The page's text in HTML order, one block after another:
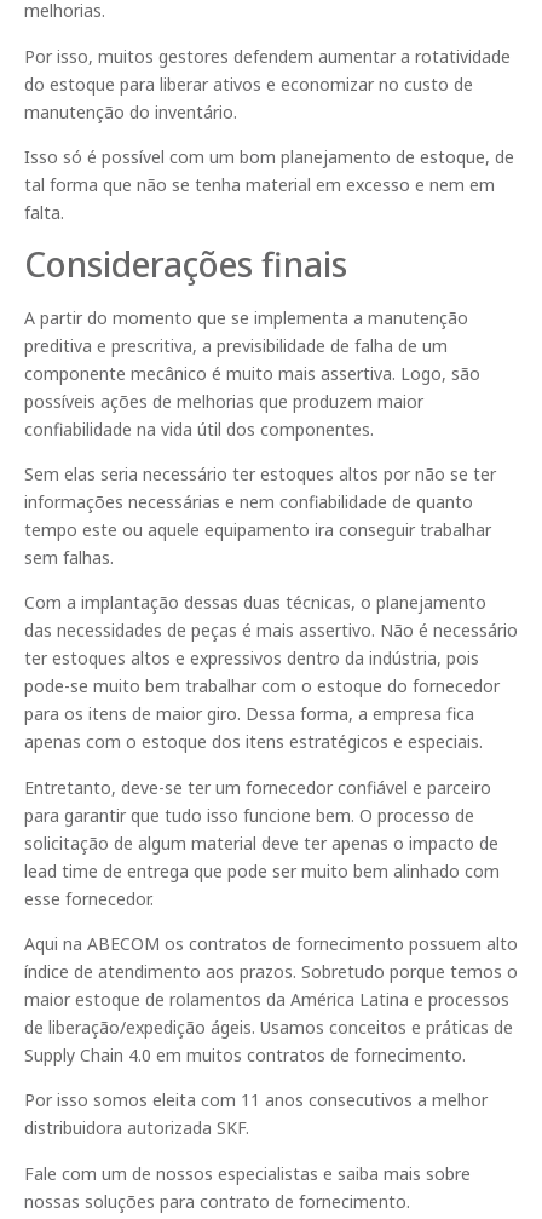
melhorias.
Por isso, muitos gestores defendem aumentar a rotatividade
do estoque para liberar ativos e economizar no custo de
manutenção do inventário.
Isso só é possível com um bom planejamento de estoque, de
tal forma que não se tenha material em excesso e nem em
falta.
Considerações finais
A partir do momento que se implementa a manutenção
preditiva e prescritiva, a previsibilidade de falha de um
componente mecânico é muito mais assertiva. Logo, são
possíveis ações de melhorias que produzem maior
confiabilidade na vida útil dos componentes.
Sem elas seria necessário ter estoques altos por não se ter
informações necessárias e nem confiabilidade de quanto
tempo este ou aquele equipamento ira conseguir trabalhar
sem falhas.
Com a implantação dessas duas técnicas, o planejamento
das necessidades de peças é mais assertivo. Não é necessário
ter estoques altos e expressivos dentro da indústria, pois
pode-se muito bem trabalhar com o estoque do fornecedor
para os itens de maior giro. Dessa forma, a empresa fica
apenas com o estoque dos itens estratégicos e especiais.
Entretanto, deve-se ter um fornecedor confiável e parceiro
para garantir que tudo isso funcione bem. O processo de
solicitação de algum material deve ter apenas o impacto de
lead time de entrega que pode ser muito bem alinhado com
esse fornecedor.
Aqui na ABECOM os contratos de fornecimento possuem alto
índice de atendimento aos prazos. Sobretudo porque temos o
maior estoque de rolamentos da América Latina e processos
de liberação/expedição ágeis. Usamos conceitos e práticas de
Supply Chain 4.0 em muitos contratos de fornecimento.
Por isso somos eleita com 11 anos consecutivos a melhor
distribuidora autorizada SKF.
Fale com um de nossos especialistas e saiba mais sobre
nossas soluções para contrato de fornecimento.